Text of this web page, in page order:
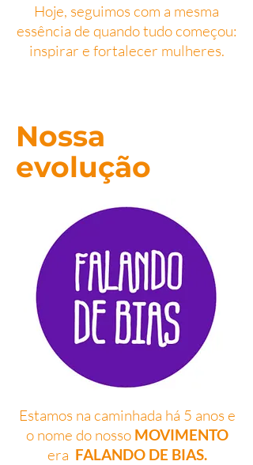
Hoje, seguimos com a mesma
essência de quando tudo começou:
inspirar e fortalecer mulheres.
Nossa
evolução
Estamos na caminhada há 5 anos e
o nome do nosso MOVIMENTO
era FALANDO DE BIAS.